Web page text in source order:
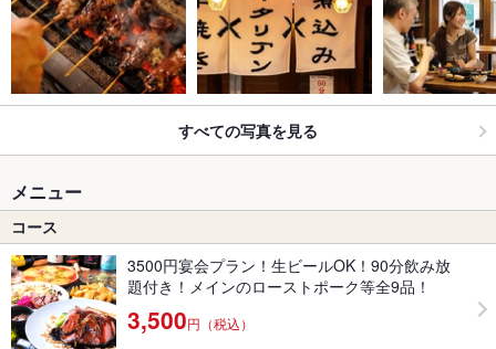
すべての写真を見る
メニュー
コース
3500円宴会プラン！生ビールOK！90分飲み放
題付き！メインのローストポーク等全9品！
3,500円（税込）